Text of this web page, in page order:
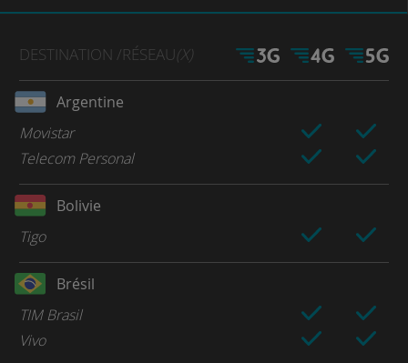
DESTINATION /RÉSEAU(X)
Argentine
Movistar
Telecom Personal
Bolivie
Tigo
Brésil
TIM Brasil
Vivo